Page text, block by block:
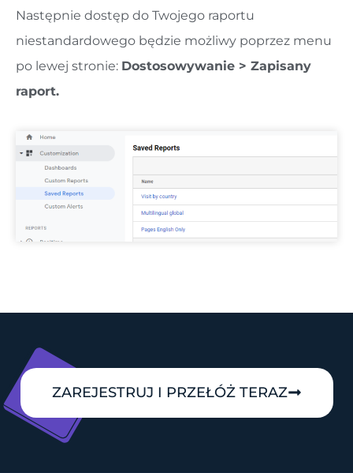
Następnie dostęp do Twojego raportu
niestandardowego będzie możliwy poprzez menu
po lewej stronie: Dostosowywanie > Zapisany
raport.
ZAREJESTRUJ I PRZEŁÓŻ TERAZ